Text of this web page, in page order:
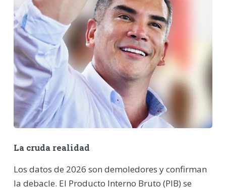
La cruda realidad
Los datos de 2026 son demoledores y confirman
la debacle. El Producto Interno Bruto (PIB) se